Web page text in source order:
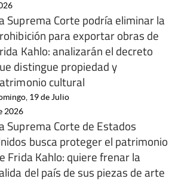
Suprema Corte podría eliminar la
para exportar obras de
Kahlo: analizarán el decreto
distingue propiedad y
cultural
19 de Julio
2026
Suprema Corte de Estados
busca proteger el patrimonio
Frida Kahlo: quiere frenar la
del país de sus piezas de arte